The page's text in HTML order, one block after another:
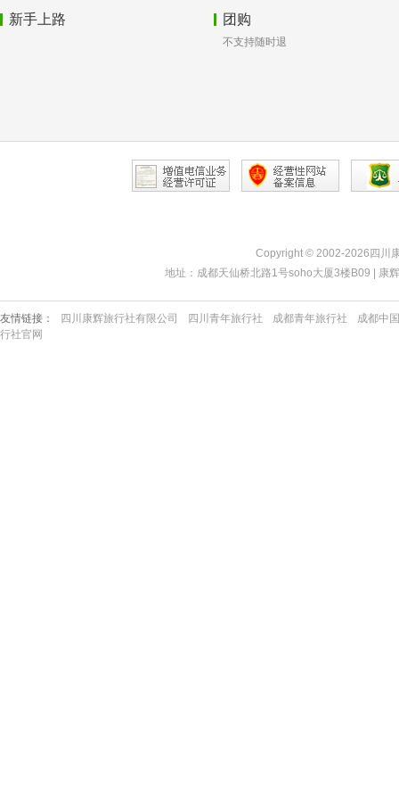
新手上路 团购
不支持随时退
Copyright © 2002-2026四川
地址：成都天仙桥北路1号soho大厦3楼B09 |
友情链接： 四川康辉旅行社有限公司 四川青年旅行社 成都青年旅行社
成都中
行社官网